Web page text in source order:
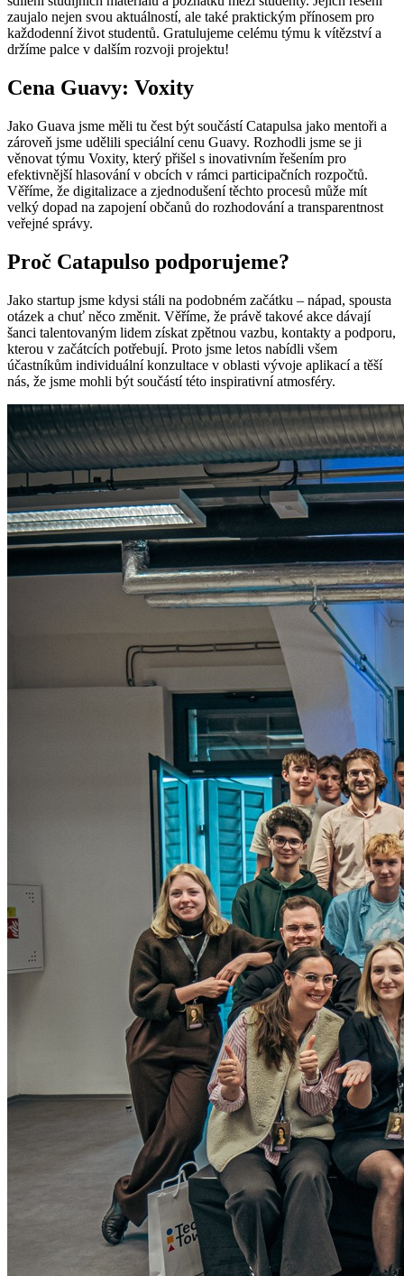
zaujalo nejen svou aktuálností, ale také praktickým přínosem pro
každodenní život studentů. Gratulujeme celému týmu k vítězství a
držíme palce v dalším rozvoji projektu!
Cena Guavy: Voxity
Jako Guava jsme měli tu čest být součástí Catapulsa jako mentoři a
zároveň jsme udělili speciální cenu Guavy. Rozhodli jsme se ji
věnovat týmu Voxity, který přišel s inovativním řešením pro
efektivnější hlasování v obcích v rámci participačních rozpočtů.
Věříme, že digitalizace a zjednodušení těchto procesů může mít
velký dopad na zapojení občanů do rozhodování a transparentnost
veřejné správy.
Proč Catapulso podporujeme?
Jako startup jsme kdysi stáli na podobném začátku – nápad, spousta
otázek a chuť něco změnit. Věříme, že právě takové akce dávají
šanci talentovaným lidem získat zpětnou vazbu, kontakty a podporu,
kterou v začátcích potřebují. Proto jsme letos nabídli všem
účastníkům individuální konzultace v oblasti vývoje aplikací a těší
nás, že jsme mohli být součástí této inspirativní atmosféry.